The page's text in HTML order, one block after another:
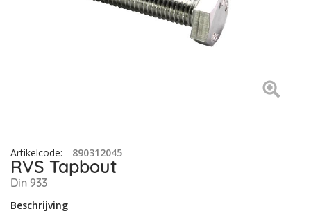
Artikelcode: 890312045
RVS Tapbout
Din 933
Beschrijving